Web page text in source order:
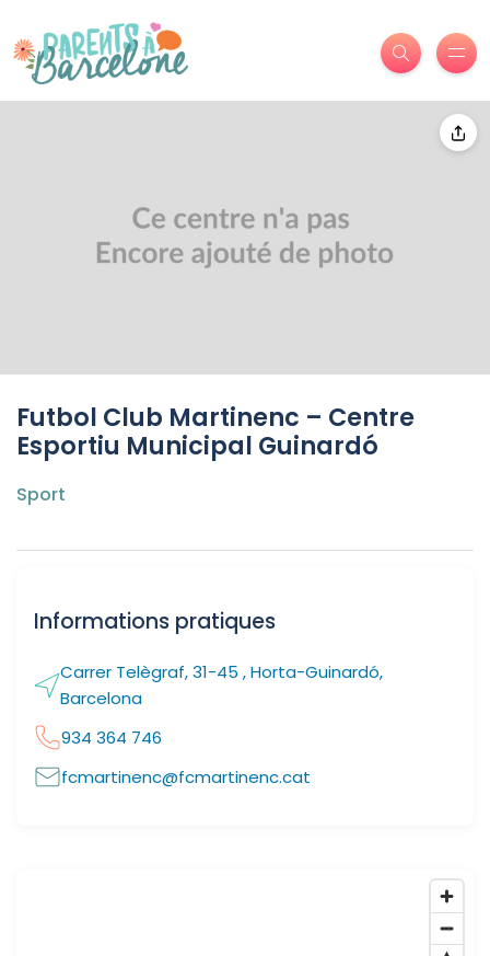
Futbol Club Martinenc – Centre
Esportiu Municipal Guinardó
Sport
Informations pratiques
Carrer Telègraf, 31-45 , Horta-Guinardó,
Barcelona
934 364 746
fcmartinenc@fcmartinenc.cat